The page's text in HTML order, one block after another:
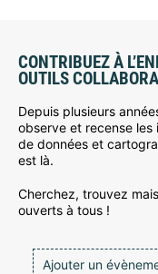
CONTRIBUEZ À
OUTILS
Depuis plusieurs
observe et recense
de données et
est là.
Cherchez, trouvez
ouverts à tous !
Ajouter un